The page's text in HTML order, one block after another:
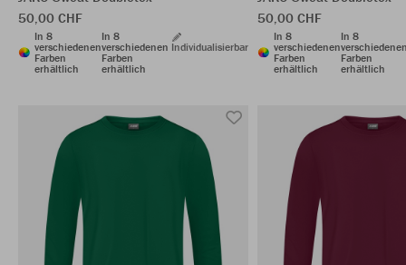
50,00 CHF
In 8
verschiedenen
Farben
erhältlich
In 8
verschiedenen
Farben
erhältlich
Individualisierbar
50,00 CHF
In 8
verschiedenen
Farben
erhältlich
In 8
Farben
erhältlich